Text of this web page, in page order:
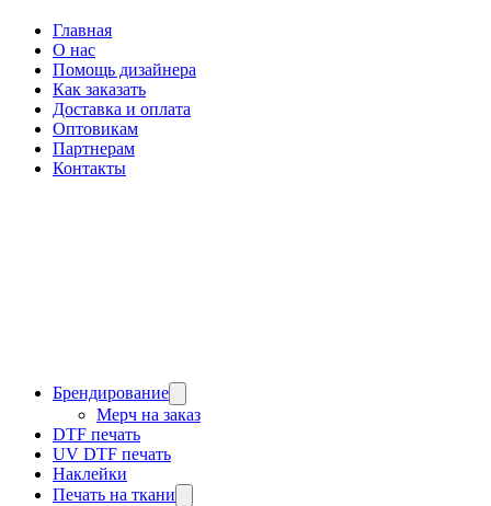
Главная
О нас
Помощь дизайнера
Как заказать
Доставка и оплата
Оптовикам
Партнерам
Контакты
Брендирование
Мерч на заказ
DTF печать
UV DTF печать
Наклейки
Печать на ткани